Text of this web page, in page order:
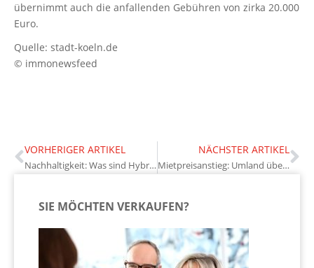
übernimmt auch die anfallenden Gebühren von zirka 20.000
Euro.
Quelle: stadt-koeln.de
© immonewsfeed
VORHERIGER ARTIKEL
Nachhaltigkeit: Was sind Hybridsysteme?
NÄCHSTER ARTIKEL
Mietpreisanstieg: Umland übertrifft Großstädte
SIE MÖCHTEN VERKAUFEN?